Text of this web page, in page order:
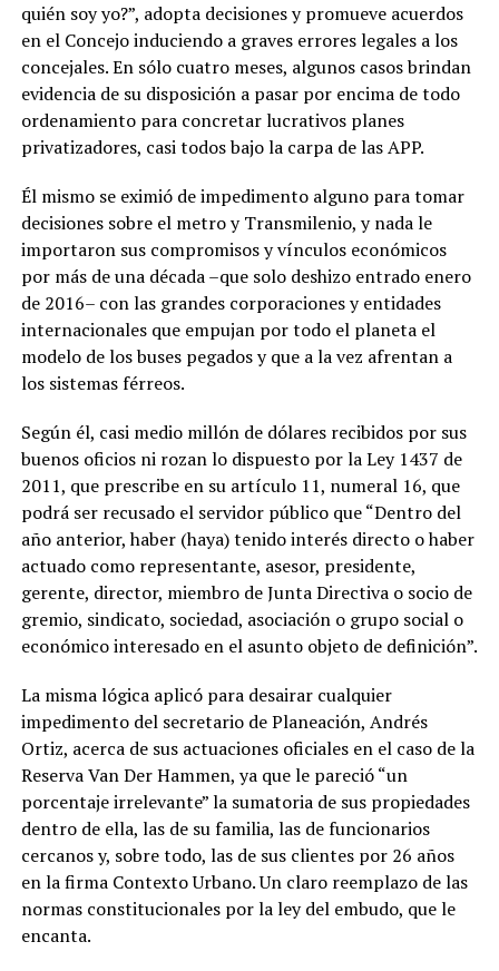
quién soy yo?”, adopta decisiones y promueve acuerdos
en el Concejo induciendo a graves errores legales a los
concejales. En sólo cuatro meses, algunos casos brindan
evidencia de su disposición a pasar por encima de todo
ordenamiento para concretar lucrativos planes
privatizadores, casi todos bajo la carpa de las APP.
Él mismo se eximió de impedimento alguno para tomar
decisiones sobre el metro y Transmilenio, y nada le
importaron sus compromisos y vínculos económicos
por más de una década –que solo deshizo entrado enero
de 2016– con las grandes corporaciones y entidades
internacionales que empujan por todo el planeta el
modelo de los buses pegados y que a la vez afrentan a
los sistemas férreos.
Según él, casi medio millón de dólares recibidos por sus
buenos oficios ni rozan lo dispuesto por la Ley 1437 de
2011, que prescribe en su artículo 11, numeral 16, que
podrá ser recusado el servidor público que “Dentro del
año anterior, haber (haya) tenido interés directo o haber
actuado como representante, asesor, presidente,
gerente, director, miembro de Junta Directiva o socio de
gremio, sindicato, sociedad, asociación o grupo social o
económico interesado en el asunto objeto de definición”.
La misma lógica aplicó para desairar cualquier
impedimento del secretario de Planeación, Andrés
Ortiz, acerca de sus actuaciones oficiales en el caso de la
Reserva Van Der Hammen, ya que le pareció “un
porcentaje irrelevante” la sumatoria de sus propiedades
dentro de ella, las de su familia, las de funcionarios
cercanos y, sobre todo, las de sus clientes por 26 años
en la firma Contexto Urbano. Un claro reemplazo de las
normas constitucionales por la ley del embudo, que le
encanta.